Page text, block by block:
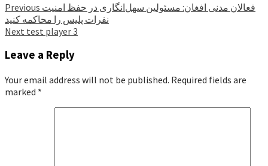
Previous
نفرات پلیس را محاکمه کنید
Next test player 3
Leave a Reply
Your email address will not be published. Required fields are
marked *